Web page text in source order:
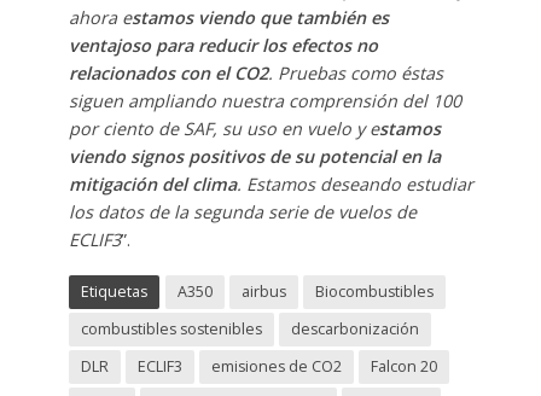
ahora estamos viendo que también es
ventajoso para reducir los efectos no
relacionados con el CO2. Pruebas como éstas
siguen ampliando nuestra comprensión del 100
por ciento de SAF, su uso en vuelo y estamos
viendo signos positivos de su potencial en la
mitigación del clima. Estamos deseando estudiar
los datos de la segunda serie de vuelos de
ECLIF3”.
Etiquetas A350 airbus
Biocombustibles
combustibles sostenibles
descarbonización
DLR
ECLIF3 emisiones de CO2
Falcon 20